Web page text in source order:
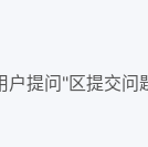
户提问"区提交问